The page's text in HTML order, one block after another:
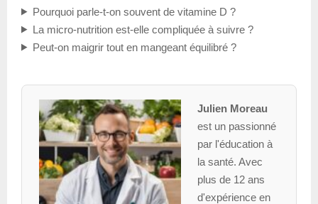
Pourquoi parle-t-on souvent de vitamine D ?
La micro-nutrition est-elle compliquée à suivre ?
Peut-on maigrir tout en mangeant équilibré ?
Julien Moreau
est un passionné
par l'éducation à
la santé. Avec
plus de 12 ans
d'expérience en